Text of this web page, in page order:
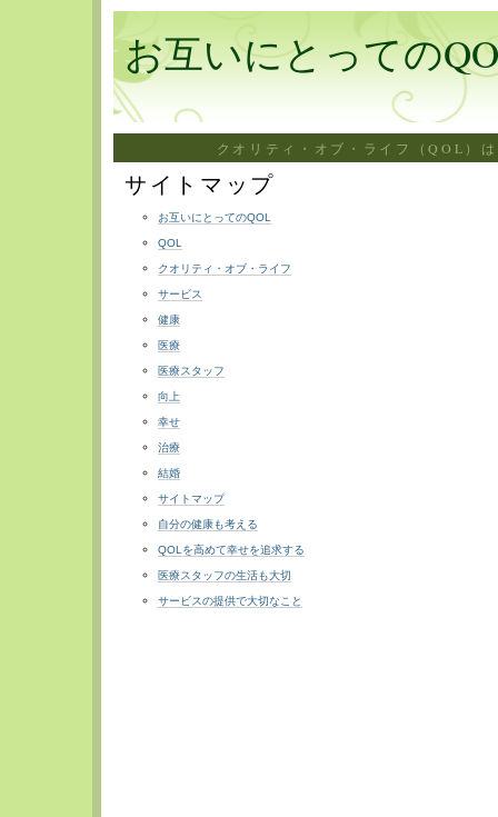
お互いにとっての
クオリティ・オブ・ライフ（QOL）
サイトマップ
お互いにとってのQOL
QOL
クオリティ・オブ・ライフ
サービス
健康
医療
医療スタッフ
向上
幸せ
治療
結婚
サイトマップ
自分の健康も考える
QOLを高めて幸せを追求する
医療スタッフの生活も大切
サービスの提供で大切なこと